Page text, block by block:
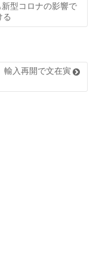
型コロナの影響で
る
輸入再開で文在寅